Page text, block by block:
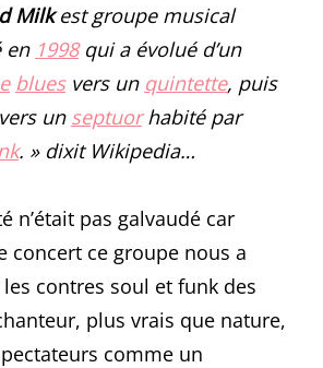
Milkest groupe musical
en 1998qui a évolué d’un
bluesvers un quintette, puis
un septuorhabité par
. » dixit Wikipedia…
n’était pas galvaudé car
concert ce groupe nous a
contres soul et funk des
plus vrais que nature,
comme un